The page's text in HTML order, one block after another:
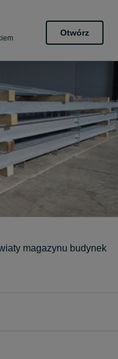
Otwórz
magazynu budynek